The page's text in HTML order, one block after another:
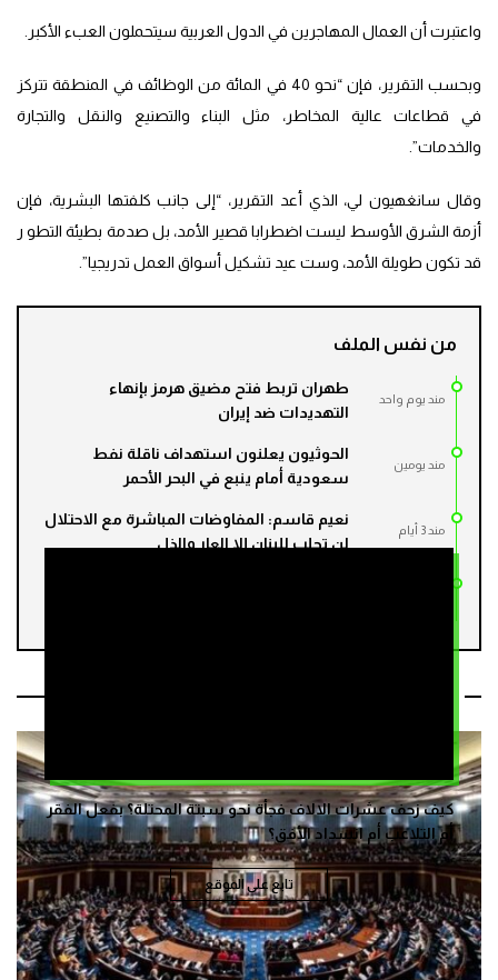
كيف زحف عشرات الالاف فجأة نحو سبتة المحتلة؟ بفعل الفقر
أم التلاعب أم انسداد الأفق؟
تابع على الموقع
واعتبرت أن العمال المهاجرين في الدول العربية سيتحملون العبء الأكبر.
وبحسب التقرير، فإن “نحو 40 في المائة من الوظائف في المنطقة تتركز
في قطاعات عالية المخاطر، مثل البناء والتصنيع والنقل والتجارة
والخدمات”.
وقال سانغهيون لي، الذي أعد التقرير، “إلى جانب كلفتها البشرية، فإن
أزمة الشرق الأوسط ليست اضطرابا قصير الأمد، بل صدمة بطيئة التطو ر
قد تكون طويلة الأمد، وست عيد تشكيل أسواق العمل تدريجيا”.
من نفس الملف
مند يوم واحد
طهران تربط فتح مضيق هرمز بإنهاء
التهديدات ضد إيران
مند يومين
الحوثيون يعلنون استهداف ناقلة نفط
سعودية أمام ينبع في البحر الأحمر
مند 3 أيام
نعيم قاسم: المفاوضات المباشرة مع الاحتلال
لن تجلب للبنان إلا العار والذل